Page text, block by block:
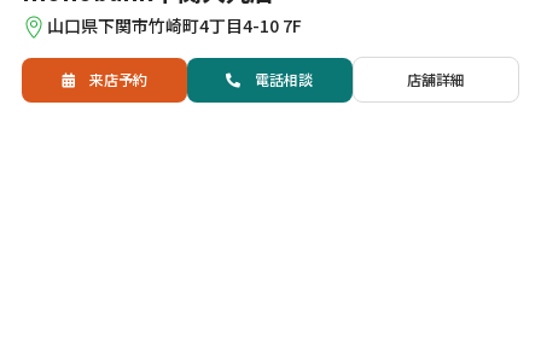
山口県下関市竹崎町4丁目4-10 7F
来店予約 電話相談 店舗詳細